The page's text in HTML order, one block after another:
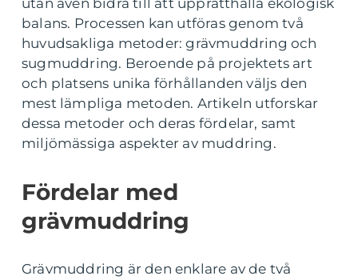
utan även bidra till att upprätthålla ekologisk
balans. Processen kan utföras genom två
huvudsakliga metoder: grävmuddring och
sugmuddring. Beroende på projektets art
och platsens unika förhållanden väljs den
mest lämpliga metoden. Artikeln utforskar
dessa metoder och deras fördelar, samt
miljömässiga aspekter av muddring.
Fördelar med
grävmuddring
Grävmuddring är den enklare av de två